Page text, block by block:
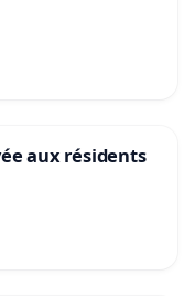
aux résidents